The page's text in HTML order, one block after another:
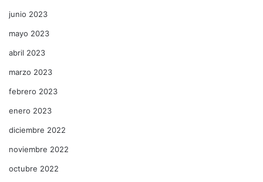
junio 2023
mayo 2023
abril 2023
marzo 2023
febrero 2023
enero 2023
diciembre 2022
noviembre 2022
octubre 2022